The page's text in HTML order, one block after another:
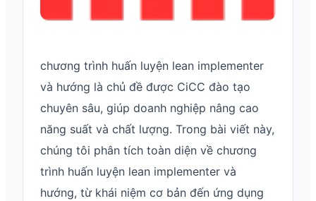
chương trình huấn luyện lean implementer
và hướng là chủ đề được CiCC đào tạo
chuyên sâu, giúp doanh nghiệp nâng cao
năng suất và chất lượng. Trong bài viết này,
chúng tôi phân tích toàn diện về chương
trình huấn luyện lean implementer và
hướng, từ khái niệm cơ bản đến ứng dụng